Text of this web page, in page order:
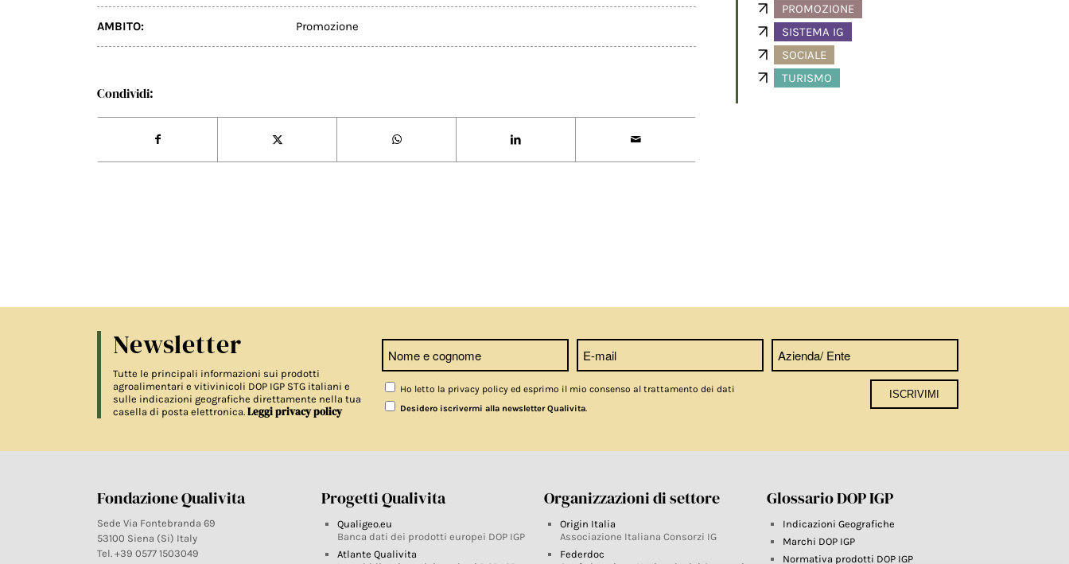
AMBITO: Promozione
Condividi:
PROMOZIONE
SISTEMA IG
SOCIALE
TURISMO
Newsletter
Tutte le principali informazioni sui prodotti
agroalimentari e vitivinicoli DOP IGP STG italiani e
sulle indicazioni geografiche direttamente nella tua
casella di posta elettronica. Leggi privacy policy
Ho letto la privacy policy ed esprimo il mio consenso al trattamento dei dati
Desidero iscrivermi alla newsletter Qualivita.
Fondazione Qualivita
Sede Via Fontebranda 69
53100 Siena (Si) Italy
Tel. +39 0577 1503049
Progetti Qualivita
Qualigeo.eu
Banca dati dei prodotti europei DOP IGP
Atlante Qualivita
Organizzazioni di settore
Origin Italia
Associazione Italiana Consorzi IG
Federdoc
Glossario DOP IGP
Indicazioni Geografiche
Marchi DOP IGP
Normativa prodotti DOP IGP